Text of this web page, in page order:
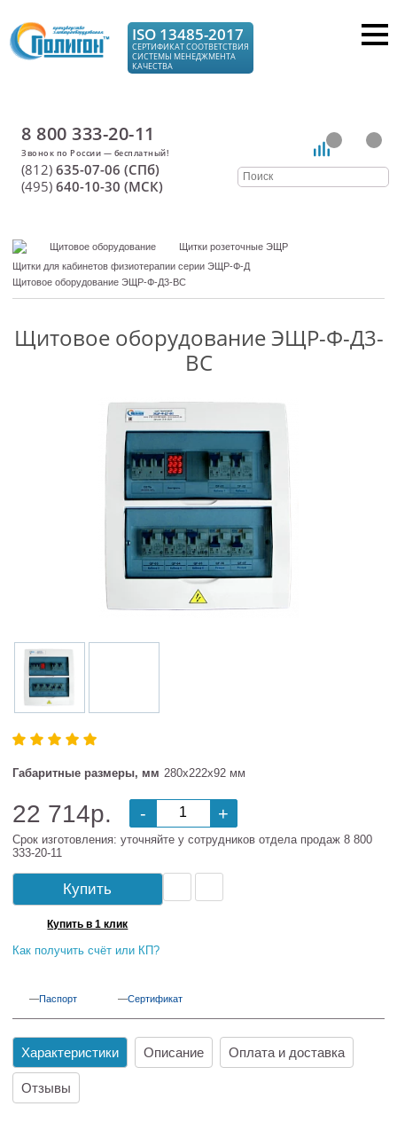
ISO 13485-2017
СЕРТИФИКАТ СООТВЕТСТВИЯ
СИСТЕМЫ МЕНЕДЖМЕНТА
КАЧЕСТВА
8 800 333-20-11
(812) 635-07-06 (СПб)
(495) 640-10-30 (МСК)
Щитовое оборудование
Щитки розеточные ЭЩР
Щитки для кабинетов физиотерапии серии ЭЩР-Ф-Д
Щитовое оборудование ЭЩР-Ф-Д3-ВС
Щитовое оборудование ЭЩР-Ф-Д3-
ВС
Габаритные размеры, мм 280х222х92 мм
22 714р. - +
Срок изготовления: уточняйте у сотрудников отдела продаж 8 800
333-20-11
Купить
Купить в 1 клик
Как получить счёт или КП?
Паспорт Сертификат
Характеристики Описание Оплата и доставка
Отзывы